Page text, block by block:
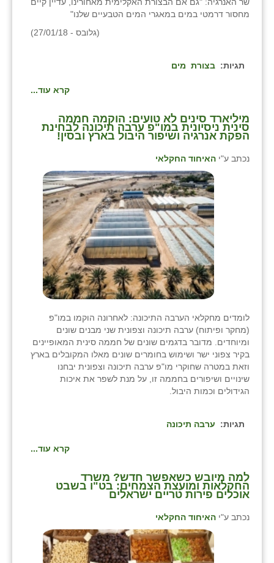
מחסור דרמטי במים במאגרי המים הטבעיים שלנו"
(גלובס - 27/01/18)
תגיות: בצורת מים
קרא עוד...
מיליארד סינים לא טועים: הוקמה חממה
סינית ניסיונית במו"פ ערבה תיכונה לבחינת
הפקת אנרגיה ושיפור היבול בארץ ובסין!
נכתב ע"י האיחוד החקלאי
לומדים מחקלאי הערבה התיכונה: לאחרונה הוקמו במו"פ
(מחקר ופיתוח) ערבה תיכונה וצפונית שני מבנים שונים
ומיוחדים. מדובר בדגמים שונים של חממה סינית המאופיינים
בקיר צפוני ישר ושימוש בחומרים שונים מאלו המקובלים בארץ
וזאת במטרה שחוקרי מו"פ ערבה תיכונה וצפונית יבחנו
שינויים ושיפורים בחממה זו, על מנת לשפר את איכות
הגידולים וכמות היבול.
תגיות: ערבה תיכונה
קרא עוד...
למה מיובש כשאפשר חדש? משרד
החקלאות ומועצת הצמחים: בט"ו בשבט
אוכלים פירות טריים ישראלים
נכתב ע"י האיחוד החקלאי